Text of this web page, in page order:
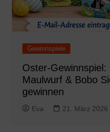
Gewinnspiele
Oster-
Maulwurf & Bobo
gewinnen
Eva 21. März 2026